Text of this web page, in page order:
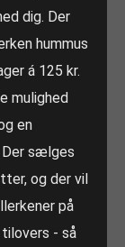
dig. Der
hummus
á 125 kr.
mulighed
en
sælges
og der vil
på
- så